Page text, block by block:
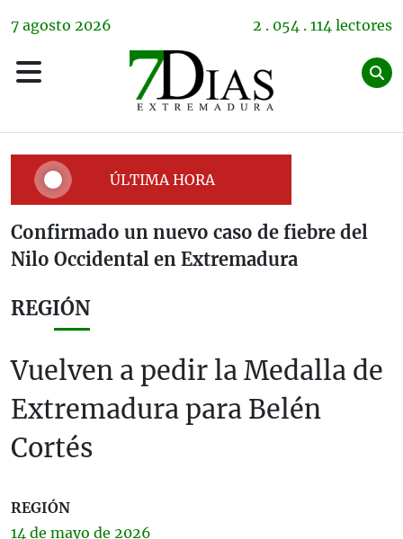
7 agosto 2026 2 . 054 . 114 lectores
ÚLTIMA HORA
Confirmado un nuevo caso de fiebre del
Nilo Occidental en Extremadura
REGIÓN
Vuelven a pedir la Medalla de
Extremadura para Belén
Cortés
REGIÓN
14 de mayo de 2026